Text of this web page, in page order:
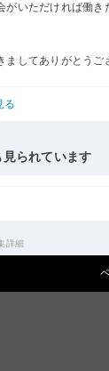
がいただければ働き
ましてありがとう
る
られています
詳細